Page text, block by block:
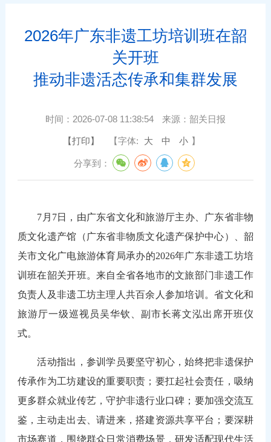
2026年广东非遗工坊培训班在韶
关开班
推动非遗活态传承和集群发展
时间： 2026-07-08 11:38:54 来源： 韶关日报
【打印】 【字体: 大 中 小 】
分享到：
7月7日，由广东省文化和旅游厅主办、广东省非物
质文化遗产馆（广东省非物质文化遗产保护中心）、韶
关市文化广电旅游体育局承办的2026年广东非遗工坊培
训班在韶关开班。来自全省各地市的文旅部门非遗工作
负责人及非遗工坊主理人共百余人参加培训。省文化和
旅游厅一级巡视员吴华钦、副市长蒋文泓出席开班仪
式。
活动指出，参训学员要坚守初心，始终把非遗保护
传承作为工坊建设的重要职责；要扛起社会责任，吸纳
更多群众就业传艺，守护非遗行业口碑；要加强交流互
鉴，主动走出去、请进来，搭建资源共享平台；要深耕
市场赛道，围绕群众日常消费场景，研发适配现代生活